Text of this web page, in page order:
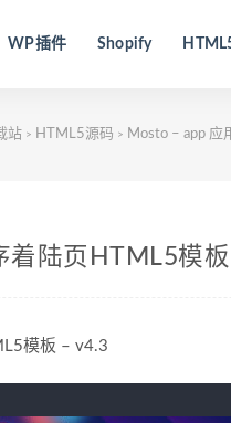
WP插件 Shopify
站 > HTML5源码 > Mosto – app 应
着陆页HTML5模
模板 – v4.3